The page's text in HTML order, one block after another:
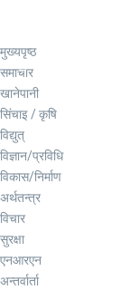
मुख्यपृष्ठ
समाचार
खानेपानी
सिंचाइ / कृषि
विद्युत्
विज्ञान/प्रविधि
विकास/निर्माण
अर्थतन्त्र
विचार
सुरक्षा
एनआरएन
अन्तर्वार्ता